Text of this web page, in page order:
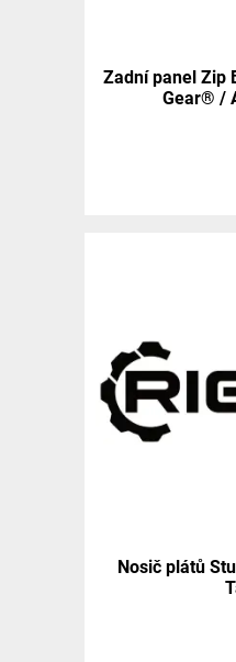
Zadní panel Zip
Gear® /
Nosič plátů